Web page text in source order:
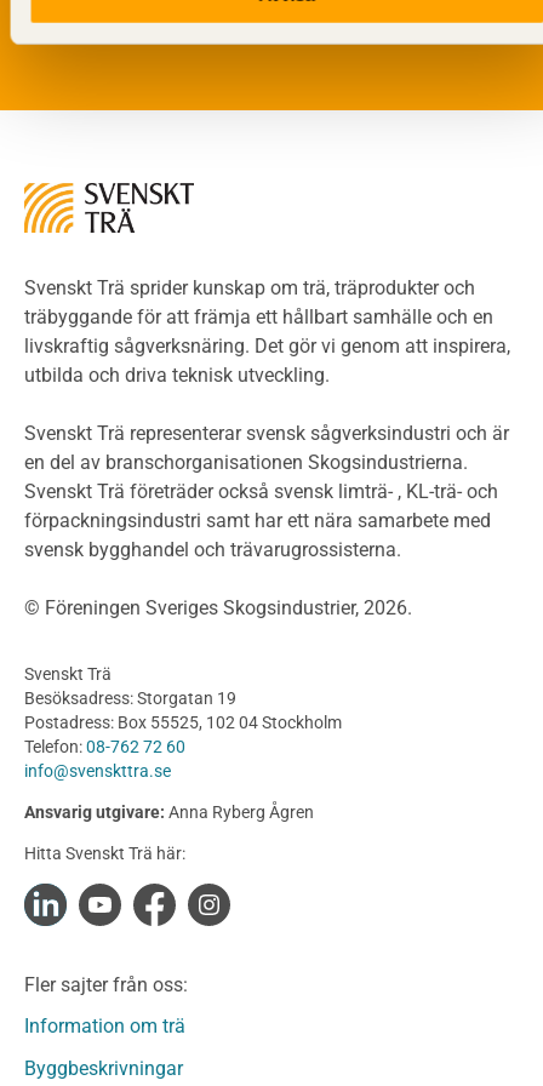
Riskvärdering i flervåningsbostadshus
Miljöeffekter
LCA
Miljödeklarationer och märkning
Termer och förkortningar
Planering
Klimatkalkylator hallar
Projektering av trähus - generellt
Byggsystem
Fasadsystem i skivmaterial
Bullerskärmar och andra utomhuskonstruktioner
Byggnation och utförande
Utförande
Produkter
Konstruktionsvirke
Konstruktionsvirke Behandlat
Konstruktionsvirke Fingerskarvat
Konstruktionsvirke Fingerskarvat Obehandlat
Limträ
Fanerträ
Fanerträ Obehandlat
Läs vårintegritetspolicy.
Svenskt Trä sprider kunskap om trä, träprodukter och
träbyggande för att främja ett hållbart samhälle och en
livskraftig sågverksnäring. Det gör vi genom att inspirera,
utbilda och driva teknisk utveckling.
Svenskt Trä representerar svensk sågverksindustri och är
en del av branschorganisationen Skogsindustrierna.
Svenskt Trä företräder också svensk limträ- , KL-trä- och
förpackningsindustri samt har ett nära samarbete med
svensk bygghandel och trävarugrossisterna.
© Föreningen Sveriges Skogsindustrier, 2026.
Svenskt Trä
Besöksadress: Storgatan 19
Postadress: Box 55525, 102 04 Stockholm
Telefon:08-762 72 60
info@svenskttra.se
Ansvarig utgivare: Anna Ryberg Ågren
Hitta Svenskt Trä här:
Fler sajter från oss:
Information om trä
Byggbeskrivningar